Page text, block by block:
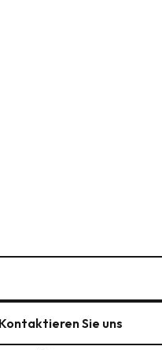
Kontaktieren Sie uns